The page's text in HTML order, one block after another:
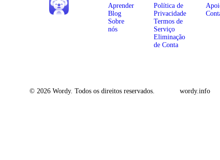
Aprender
Blog
Sobre
nós
Política de
Privacidade
Termos de
Serviço
Eliminação
de Conta
© 2026 Wordy. Todos os direitos reservados. wordy.info